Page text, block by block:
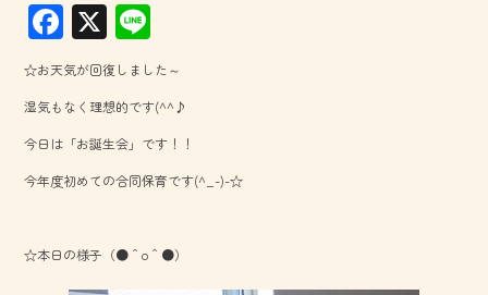
F
ac
e
b
o
ok
X
ne
☆お天気が回復しました～
湿気もなく理想的です(^^♪
今日は「お誕生会」です！！
今年度初めての合同保育です(^_-)-☆
☆本日の様子（●＾o＾●）